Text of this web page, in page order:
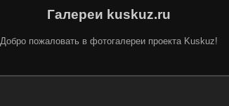
Галереи kuskuz.ru
Добро пожаловать в фотогалереи проекта Kuskuz!